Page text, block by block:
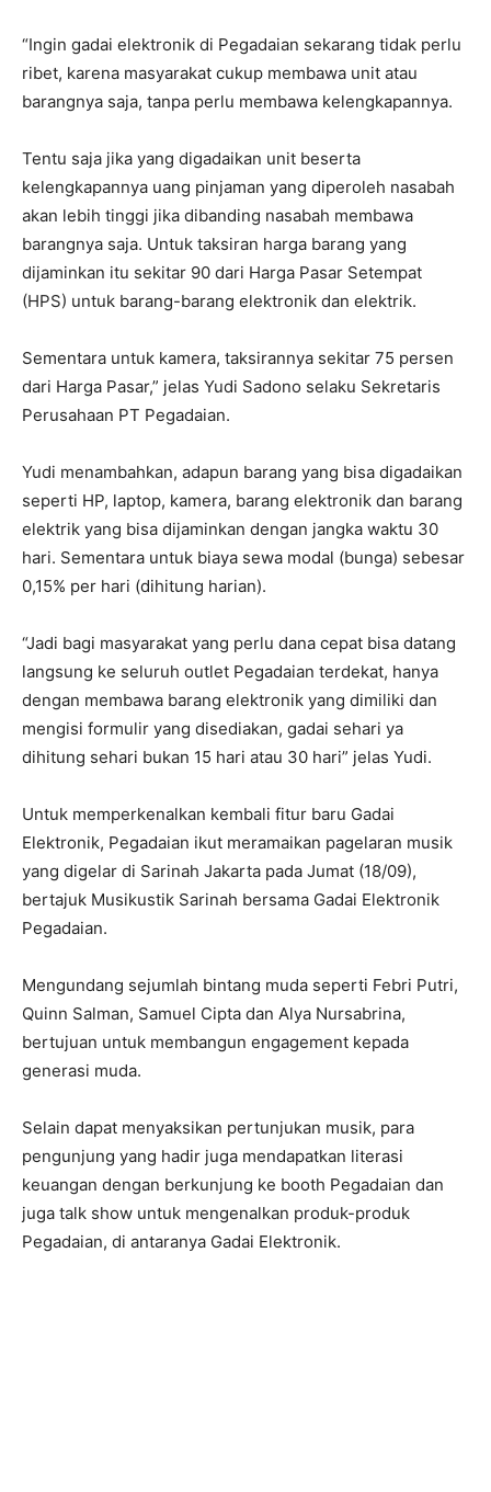
“Ingin gadai elektronik di Pegadaian sekarang tidak perlu
ribet, karena masyarakat cukup membawa unit atau
barangnya saja, tanpa perlu membawa kelengkapannya.
Tentu saja jika yang digadaikan unit beserta
kelengkapannya uang pinjaman yang diperoleh nasabah
akan lebih tinggi jika dibanding nasabah membawa
barangnya saja. Untuk taksiran harga barang yang
dijaminkan itu sekitar 90 dari Harga Pasar Setempat
(HPS) untuk barang-barang elektronik dan elektrik.
Sementara untuk kamera, taksirannya sekitar 75 persen
dari Harga Pasar,” jelas Yudi Sadono selaku Sekretaris
Perusahaan PT Pegadaian.
Yudi menambahkan, adapun barang yang bisa digadaikan
seperti HP, laptop, kamera, barang elektronik dan barang
elektrik yang bisa dijaminkan dengan jangka waktu 30
hari. Sementara untuk biaya sewa modal (bunga) sebesar
0,15% per hari (dihitung harian).
“Jadi bagi masyarakat yang perlu dana cepat bisa datang
langsung ke seluruh outlet Pegadaian terdekat, hanya
dengan membawa barang elektronik yang dimiliki dan
mengisi formulir yang disediakan, gadai sehari ya
dihitung sehari bukan 15 hari atau 30 hari” jelas Yudi.
Untuk memperkenalkan kembali fitur baru Gadai
Elektronik, Pegadaian ikut meramaikan pagelaran musik
yang digelar di Sarinah Jakarta pada Jumat (18/09),
bertajuk Musikustik Sarinah bersama Gadai Elektronik
Pegadaian.
Mengundang sejumlah bintang muda seperti Febri Putri,
Quinn Salman, Samuel Cipta dan Alya Nursabrina,
bertujuan untuk membangun engagement kepada
generasi muda.
Selain dapat menyaksikan pertunjukan musik, para
pengunjung yang hadir juga mendapatkan literasi
keuangan dengan berkunjung ke booth Pegadaian dan
juga talk show untuk mengenalkan produk-produk
Pegadaian, di antaranya Gadai Elektronik.